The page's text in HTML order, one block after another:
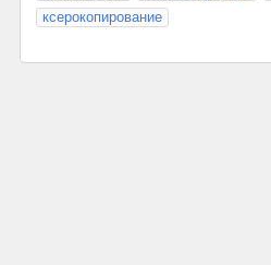
ксерокопирование